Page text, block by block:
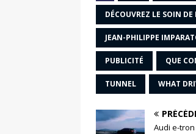
DÉCOUVREZ LE SOIN DE
JEAN-PHILIPPE
PUBLICITÉ QUE
TUNNEL WHAT
Audi e-tron